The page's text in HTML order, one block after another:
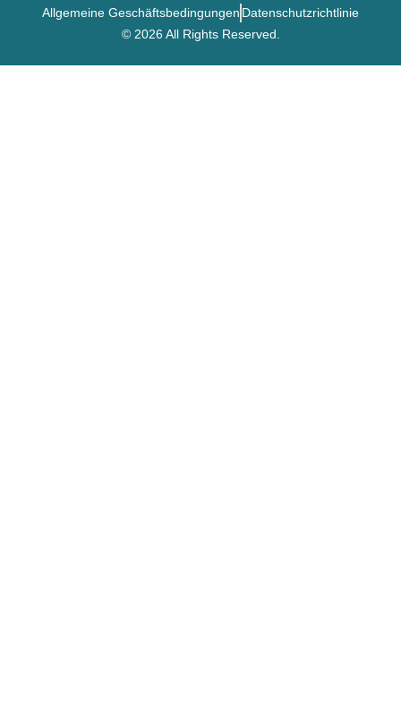
© 2026 All Rights Reserved.
Allgemeine Geschäftsbedingungen Datenschutzrichtlinie